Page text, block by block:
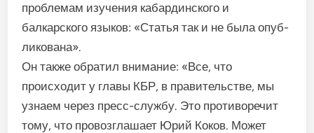
проблемам изучения ка­бардинского и
балкарского язы­ков: «Статья так и не была опуб­
ликована».
Он также обратил внимание: «Все, что
происходит у главы КБР, в правительстве, мы
узнаем че­рез пресс-службу. Это противо­речит
тому, что провозглашает Юрий Коков. Может